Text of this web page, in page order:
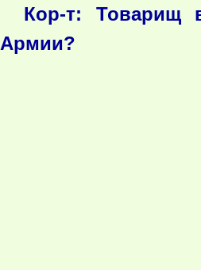
Кор-т: Товарищ
Армии?